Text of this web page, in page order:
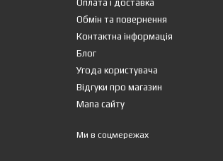
Оплата і доставка
Обмін та повернення
Контактна інформація
Блог
Угода користувача
Відгуки про магазин
Мапа сайту
Ми в соцмережах